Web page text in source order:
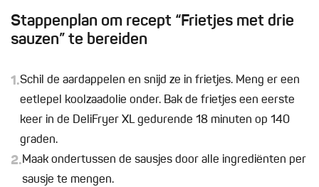
Stappenplan om recept “Frietjes met drie
sauzen” te bereiden
1.Schil de aardappelen en snijd ze in frietjes. Meng er een
eetlepel koolzaadolie onder. Bak de frietjes een eerste
keer in de DeliFryer XL gedurende 18 minuten op 140
graden.
2.Maak ondertussen de sausjes door alle ingrediënten per
sausje te mengen.